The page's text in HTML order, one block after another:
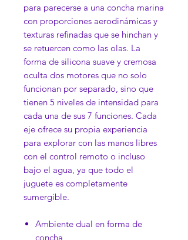
para parecerse a una concha marina
con proporciones aerodinámicas y
texturas refinadas que se hinchan y
se retuercen como las olas. La
forma de silicona suave y cremosa
oculta dos motores que no solo
funcionan por separado, sino que
tienen 5 niveles de intensidad para
cada una de sus 7 funciones. Cada
eje ofrece su propia experiencia
para explorar con las manos libres
con el control remoto o incluso
bajo el agua, ya que todo el
juguete es completamente
sumergible.
Ambiente dual en forma de
concha